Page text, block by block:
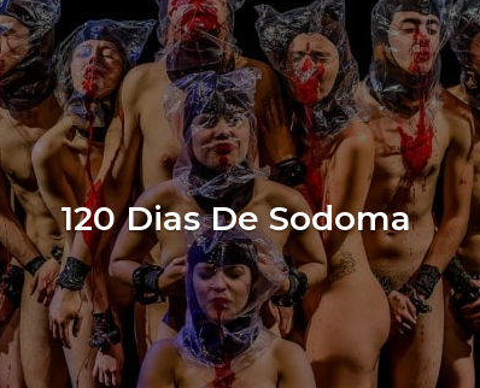
120 Dias De Sodoma